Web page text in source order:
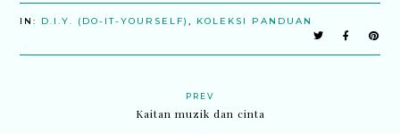
IN: D.I.Y. (DO-IT-YOURSELF), KOLEKSI PANDUAN
PREV
Kaitan muzik dan cinta